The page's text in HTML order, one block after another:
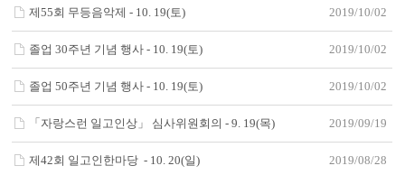
제55회 무등음악제 - 10. 19(토) 2019/10/02
졸업 30주년 기념 행사 - 10. 19(토) 2019/10/02
졸업 50주년 기념 행사 - 10. 19(토) 2019/10/02
「자랑스런 일고인상」 심사위원회의 - 9. 19(목) 2019/09/19
제42회 일고인한마당 - 10. 20(일) 2019/08/28